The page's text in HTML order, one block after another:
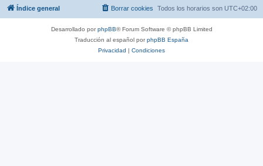
Índice general Todos los horarios son UTC+02:00
Borrar cookies
Desarrollado porphpBB® Forum Software © phpBB Limited
Traducción al español porphpBB España
Privacidad | Condiciones